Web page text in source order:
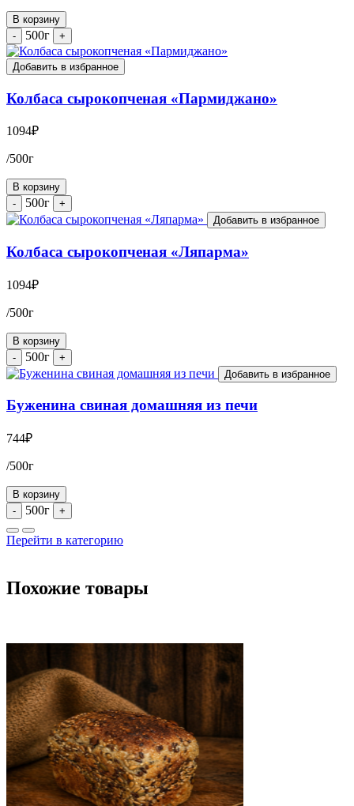
В корзину
-
500г +
Добавить в избранное
Колбаса сырокопченая «Пармиджано»
1094₽
/500г
В корзину
-
500г
+
Добавить в избранное
Колбаса сырокопченая «Ляпарма»
1094₽
/500г
В корзину
-
500г
+
Добавить в избранное
Буженина свиная домашняя из печи
744₽
/500г
В корзину
-
500г +
Перейти в категорию
Похожие товары